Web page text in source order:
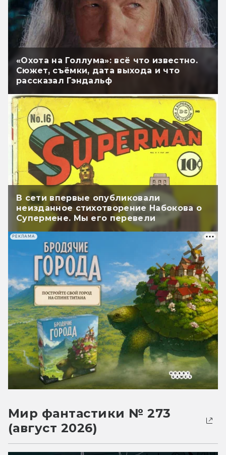
«Охота на Голлума»: всё что известно.
Сюжет, съёмки, дата выхода и что
рассказал Гэндальф
В сети впервые опубликовали
неизданное стихотворение Набокова о
Супермене. Мы его перевели
РЕКЛАМА
Мир фантастики № 273
(август 2026)